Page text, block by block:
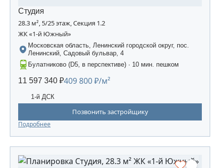
Студия
28.3 м², 5/25 этаж, Секция 1.2
ЖК «1-й Южный»
Московская область, Ленинский городской округ, пос.
Ленинский, Садовый бульвар, 4
Булатниково (D5, в перспективе) · 10 мин. пешком
11 597 340 ₽409 800 ₽/м²
1-й ДСК
Позвонить застройщику
Подробнее